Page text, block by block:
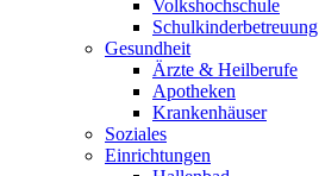
Volkshochschule
Schulkinderbetreuung
Gesundheit
Ärzte & Heilberufe
Apotheken
Krankenhäuser
Soziales
Einrichtungen